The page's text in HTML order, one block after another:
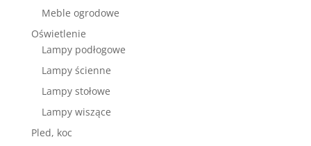
Meble ogrodowe
Oświetlenie
Lampy podłogowe
Lampy ścienne
Lampy stołowe
Lampy wiszące
Pled, koc